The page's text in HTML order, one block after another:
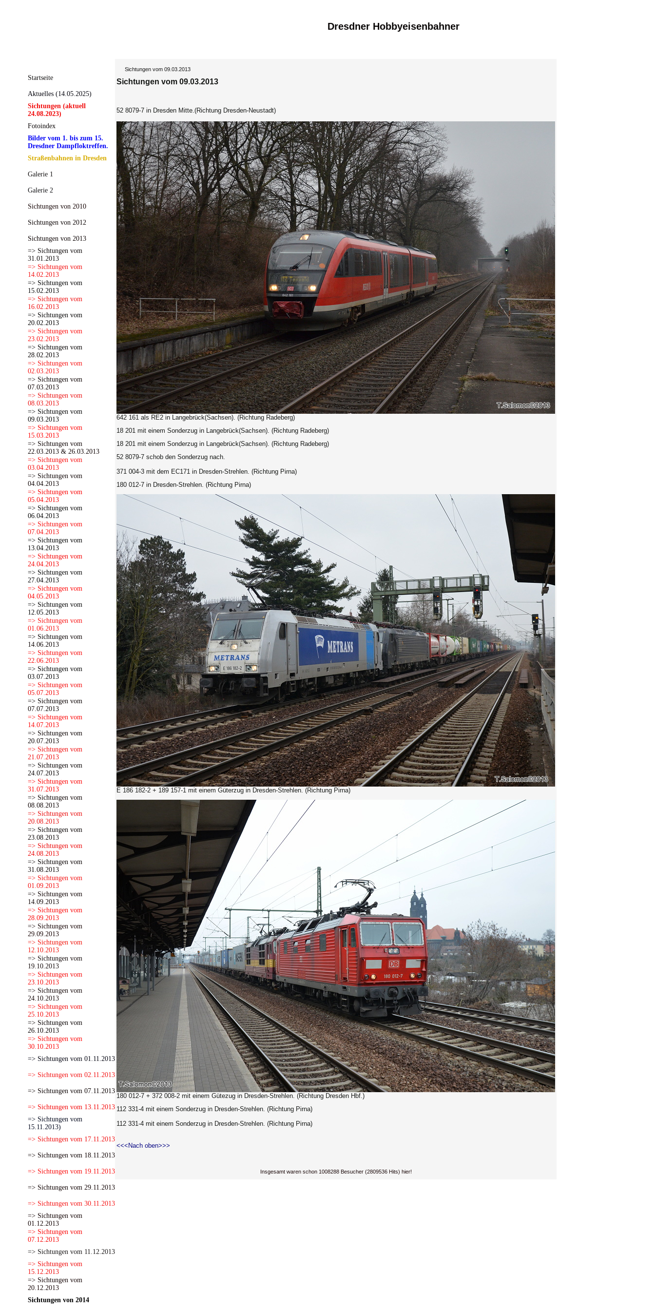
Dresdner Hobbyeisenbahner
Startseite
Aktuelles (14.05.2025)
Sichtungen (aktuell
24.08.2023)
Fotoindex
Bilder vom 1. bis zum 15.
Dresdner Dampfloktreffen.
Straßenbahnen in Dresden
Galerie 1
Galerie 2
Sichtungen von 2010
Sichtungen von 2012
Sichtungen von 2013
=> Sichtungen vom
31.01.2013
=> Sichtungen vom
14.02.2013
=> Sichtungen vom
15.02.2013
=> Sichtungen vom
16.02.2013
=> Sichtungen vom
20.02.2013
=> Sichtungen vom
23.02.2013
=> Sichtungen vom
28.02.2013
=> Sichtungen vom
02.03.2013
=> Sichtungen vom
07.03.2013
=> Sichtungen vom
08.03.2013
=> Sichtungen vom
09.03.2013
=> Sichtungen vom
15.03.2013
=> Sichtungen vom
22.03.2013 & 26.03.2013
=> Sichtungen vom
03.04.2013
=> Sichtungen vom
04.04.2013
=> Sichtungen vom
05.04.2013
=> Sichtungen vom
06.04.2013
=> Sichtungen vom
07.04.2013
=> Sichtungen vom
13.04.2013
=> Sichtungen vom
24.04.2013
=> Sichtungen vom
27.04.2013
=> Sichtungen vom
04.05.2013
=> Sichtungen vom
12.05.2013
=> Sichtungen vom
01.06.2013
=> Sichtungen vom
14.06.2013
=> Sichtungen vom
22.06.2013
=> Sichtungen vom
03.07.2013
=> Sichtungen vom
05.07.2013
=> Sichtungen vom
07.07.2013
=> Sichtungen vom
14.07.2013
=> Sichtungen vom
20.07.2013
=> Sichtungen vom
21.07.2013
=> Sichtungen vom
24.07.2013
=> Sichtungen vom
31.07.2013
=> Sichtungen vom
08.08.2013
=> Sichtungen vom
20.08.2013
=> Sichtungen vom
23.08.2013
=> Sichtungen vom
24.08.2013
=> Sichtungen vom
31.08.2013
=> Sichtungen vom
01.09.2013
=> Sichtungen vom
14.09.2013
=> Sichtungen vom
28.09.2013
=> Sichtungen vom
29.09.2013
=> Sichtungen vom
12.10.2013
=> Sichtungen vom
19.10.2013
=> Sichtungen vom
23.10.2013
=> Sichtungen vom
24.10.2013
=> Sichtungen vom
25.10.2013
=> Sichtungen vom
26.10.2013
=> Sichtungen vom
30.10.2013
=> Sichtungen vom 01.11.2013
=> Sichtungen vom 02.11.2013
=> Sichtungen vom 07.11.2013
=> Sichtungen vom 13.11.2013
=> Sichtungen vom
15.11.2013)
=> Sichtungen vom 17.11.2013
=> Sichtungen vom 18.11.2013
=> Sichtungen vom 19.11.2013
=> Sichtungen vom 29.11.2013
=> Sichtungen vom 30.11.2013
=> Sichtungen vom
01.12.2013
=> Sichtungen vom
07.12.2013
=> Sichtungen vom 11.12.2013
=> Sichtungen vom
15.12.2013
=> Sichtungen vom
20.12.2013
Sichtungen von 2014
Sichtungen vom 09.03.2013
Sichtungen vom 09.03.2013
52 8079-7 in Dresden Mitte.(Richtung Dresden-Neustadt)
642 161 als RE2 in Langebrück(Sachsen). (Richtung Radeberg)
18 201 mit einem Sonderzug in Langebrück(Sachsen). (Richtung Radeberg)
18 201 mit einem Sonderzug in Langebrück(Sachsen). (Richtung Radeberg)
52 8079-7 schob den Sonderzug nach.
371 004-3 mit dem EC171 in Dresden-Strehlen. (Richtung Pirna)
180 012-7 in Dresden-Strehlen. (Richtung Pirna)
E 186 182-2 + 189 157-1 mit einem Güterzug in Dresden-Strehlen. (Richtung Pirna)
180 012-7 + 372 008-2 mit einem Gütezug in Dresden-Strehlen. (Richtung Dresden Hbf.)
112 331-4 mit einem Sonderzug in Dresden-Strehlen. (Richtung Pirna)
112 331-4 mit einem Sonderzug in Dresden-Strehlen. (Richtung Pirna)
<<<Nach oben>>>
Insgesamt waren schon 1008288 Besucher (2809536 Hits) hier!